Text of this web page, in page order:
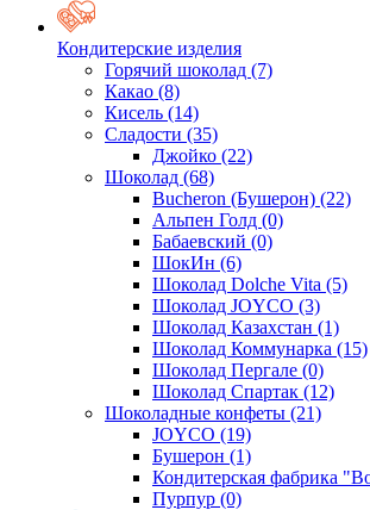
Кондитерские изделия
Горячий шоколад (7)
Какао (8)
Кисель (14)
Сладости (35)
Джойко (22)
Шоколад (68)
Bucheron (Бушерон) (22)
Альпен Голд (0)
Бабаевский (0)
ШокИн (6)
Шоколад Dolche Vita (5)
Шоколад JOYCO (3)
Шоколад Казахстан (1)
Шоколад Коммунарка (15)
Шоколад Пергале (0)
Шоколад Спартак (12)
Шоколадные конфеты (21)
JOYCO (19)
Бушерон (1)
Кондитерская фабрика
Пурпур (0)